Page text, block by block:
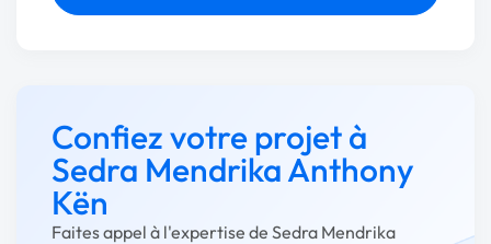
Confiez votre projet à
Sedra Mendrika Anthony
Kën
Faites appel à l'expertise de Sedra Mendrika